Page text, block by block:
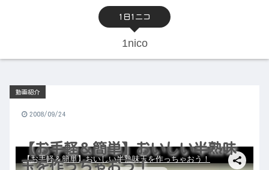
1日1ニコ
1nico
【お手軽＆簡単】おいしい半熟味
玉を作っちゃおう！
動画紹介
2008/09/24